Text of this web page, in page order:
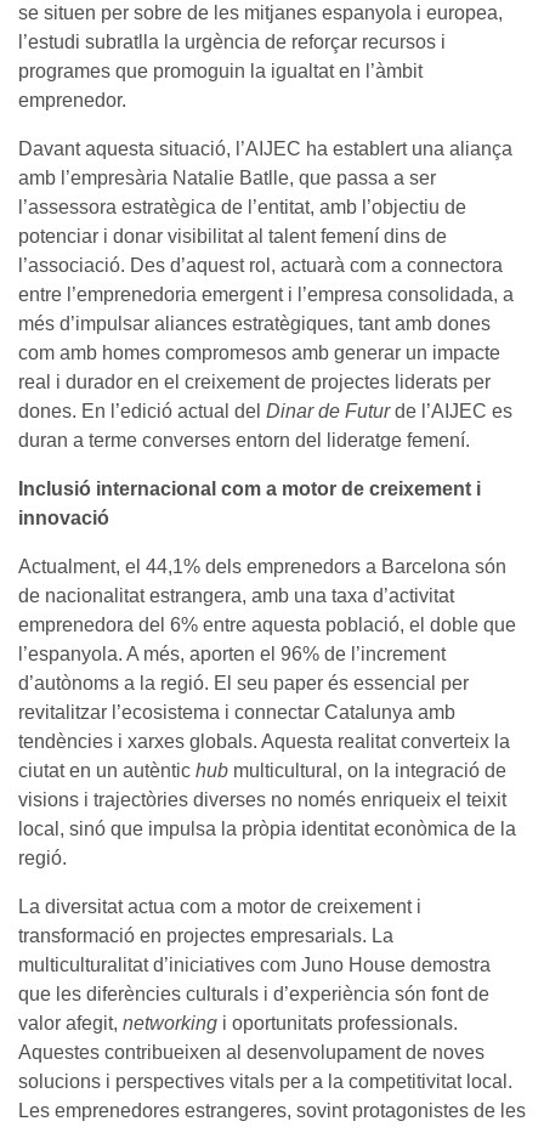
se situen per sobre de les mitjanes espanyola i europea,
l’estudi subratlla la urgència de reforçar recursos i
programes que promoguin la igualtat en l’àmbit
emprenedor.
Davant aquesta situació, l’AIJEC ha establert una aliança
amb l’empresària Natalie Batlle, que passa a ser
l’assessora estratègica de l’entitat, amb l’objectiu de
potenciar i donar visibilitat al talent femení dins de
l’associació. Des d’aquest rol, actuarà com a connectora
entre l’emprenedoria emergent i l’empresa consolidada, a
més d’impulsar aliances estratègiques, tant amb dones
com amb homes compromesos amb generar un impacte
real i durador en el creixement de projectes liderats per
dones. En l’edició actual del Dinar de Futurde l’AIJEC es
duran a terme converses entorn del lideratge femení.
Inclusió internacional com a motor de creixement i
innovació
Actualment, el 44,1% dels emprenedors a Barcelona són
de nacionalitat estrangera, amb una taxa d’activitat
emprenedora del 6% entre aquesta població, el doble que
l’espanyola. A més, aporten el 96% de l’increment
d’autònoms a la regió. El seu paper és essencial per
revitalitzar l’ecosistema i connectar Catalunya amb
tendències i xarxes globals. Aquesta realitat converteix la
ciutat en un autèntic hub multicultural, on la integració de
visions i trajectòries diverses no només enriqueix el teixit
local, sinó que impulsa la pròpia identitat econòmica de la
regió.
La diversitat actua com a motor de creixement i
transformació en projectes empresarials. La
multiculturalitat d’iniciatives com Juno House demostra
que les diferències culturals i d’experiència són font de
valor afegit, networking i oportunitats professionals.
Aquestes contribueixen al desenvolupament de noves
solucions i perspectives vitals per a la competitivitat local.
Les emprenedores estrangeres, sovint protagonistes de les